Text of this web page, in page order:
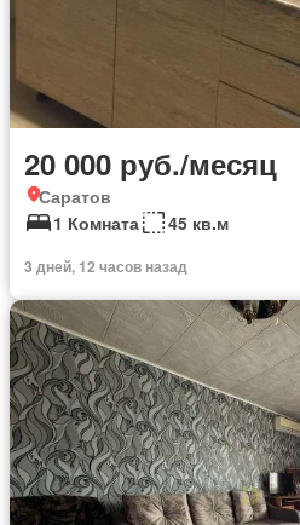
20 000 руб./месяц
Саратов
1 Комната
45 кв.м
3 дней, 12 часов назад